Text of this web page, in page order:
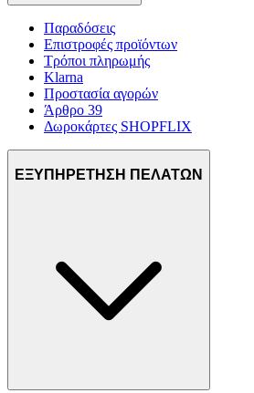
δικτύωσης, διαφημίσεων και ανάλυσης.
Παραδόσεις
Επιστροφές προϊόντων
Τρόποι πληρωμής
Klarna
Προστασία αγορών
Άρθρο 39
Δωροκάρτες SHOPFLIX
ΕΞΥΠΗΡΕΤΗΣΗ ΠΕΛΑΤΩΝ